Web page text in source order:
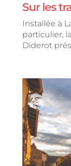
Sur les
Installée à
particulier,
Diderot